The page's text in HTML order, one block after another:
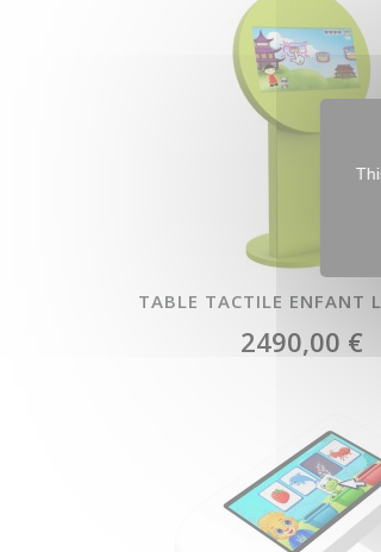
TABLE TACTILE ENFANT
2490,00 €